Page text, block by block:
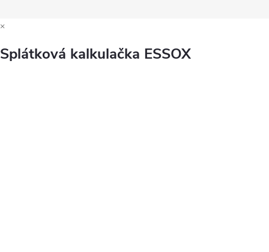
×
Splátková kalkulačka ESSOX